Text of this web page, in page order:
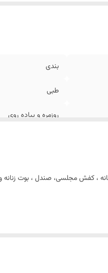
بندی
طبی
روزمره و پیاده روی
گانه ، کفش مجلسی، صندل ، بوت